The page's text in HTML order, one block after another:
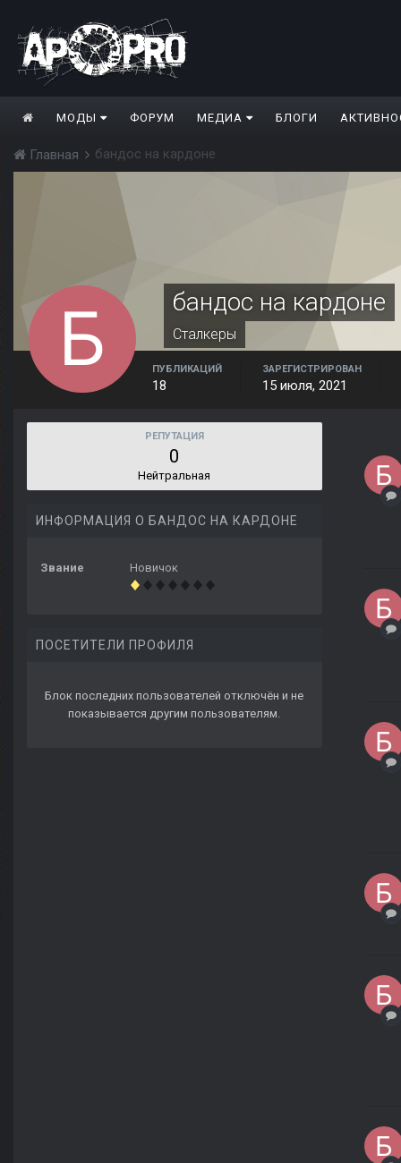
МОДЫ ФОРУМ МЕДИА БЛОГИ
Главная бандос на кардоне
бандос на кардоне
Сталкеры
ПУБЛИКАЦИЙ
18
ЗАРЕГИСТРИРОВАН
15 июля, 2021
РЕПУТАЦИЯ
0
Нейтральная
ИНФОРМАЦИЯ О БАНДОС НА КАРДОНЕ
Звание Новичок
ПОСЕТИТЕЛИ ПРОФИЛЯ
Блок последних пользователей отключён и не
показывается другим пользователям.